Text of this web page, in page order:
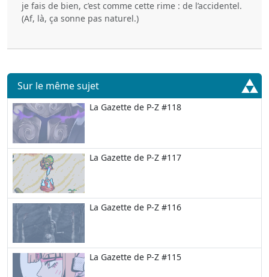
je fais de bien, c’est comme cette rime : de l’accidentel.
(Af, là, ça sonne pas naturel.)
Sur le même sujet
La Gazette de P-Z #118
La Gazette de P-Z #117
La Gazette de P-Z #116
La Gazette de P-Z #115